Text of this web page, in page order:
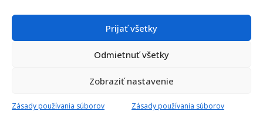
Prijať všetky
Odmietnuť všetky
Zobraziť nastavenie
Zásady používania súborov
Zásady používania súborov
Po – Pia: 8:00 – 16:30